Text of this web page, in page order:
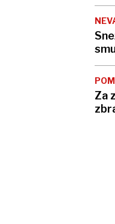
Za